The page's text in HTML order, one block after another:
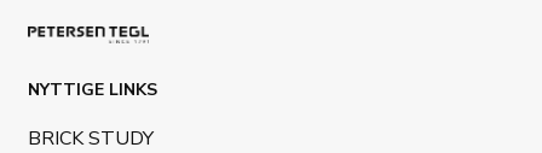
NYTTIGE LINKS
BRICK STUDY